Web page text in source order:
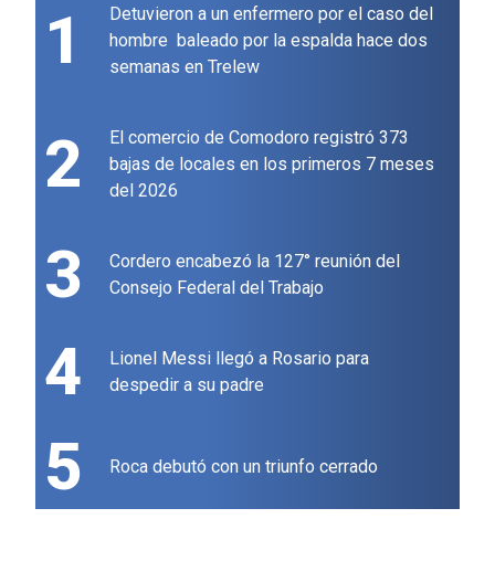
1
Detuvieron a un enfermero por el caso del
hombre baleado por la espalda hace dos
semanas en Trelew
2
El comercio de Comodoro registró 373
bajas de locales en los primeros 7 meses
del 2026
3
Cordero encabezó la 127° reunión del
Consejo Federal del Trabajo
4
Lionel Messi llegó a Rosario para
despedir a su padre
5 Roca debutó con un triunfo cerrado